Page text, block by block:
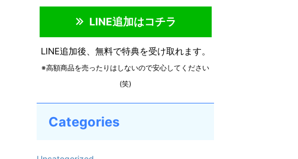
LINE追加はコチラ
LINE追加後、無料で特典を受け取れます。
※高額商品を売ったりはしないので安心してください
(笑)
Categories